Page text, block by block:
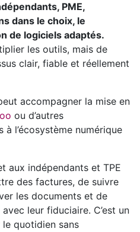
PME,
dans le choix, le
de logiciels adaptés.
les outils, mais de
clair, fiable et réellement
accompagner la mise en
ou d’autres
l’écosystème numérique
aux indépendants et TPE
des factures, de suivre
les documents et de
leur fiduciaire. C’est un
quotidien sans